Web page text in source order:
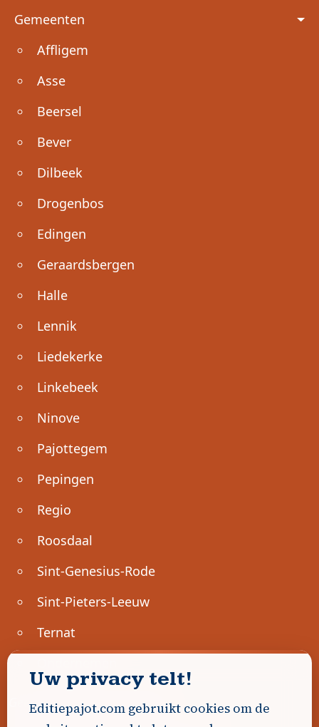
Voet
Gemeenten
Affligem
Asse
Beersel
Bever
Dilbeek
Drogenbos
Edingen
Geraardsbergen
Halle
Lennik
Liedekerke
Linkebeek
Ninove
Pajottegem
Pepingen
Regio
Roosdaal
Sint-Genesius-Rode
Sint-Pieters-Leeuw
Ternat
Geen advertenties gevonden.
Uw privacy telt!
Editiepajot.com gebruikt cookies om de